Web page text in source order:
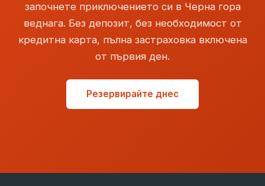
започнете приключението си в Черна гора
веднага. Без депозит, без необходимост от
кредитна карта, пълна застраховка включена
от първия ден.
Резервирайте днес